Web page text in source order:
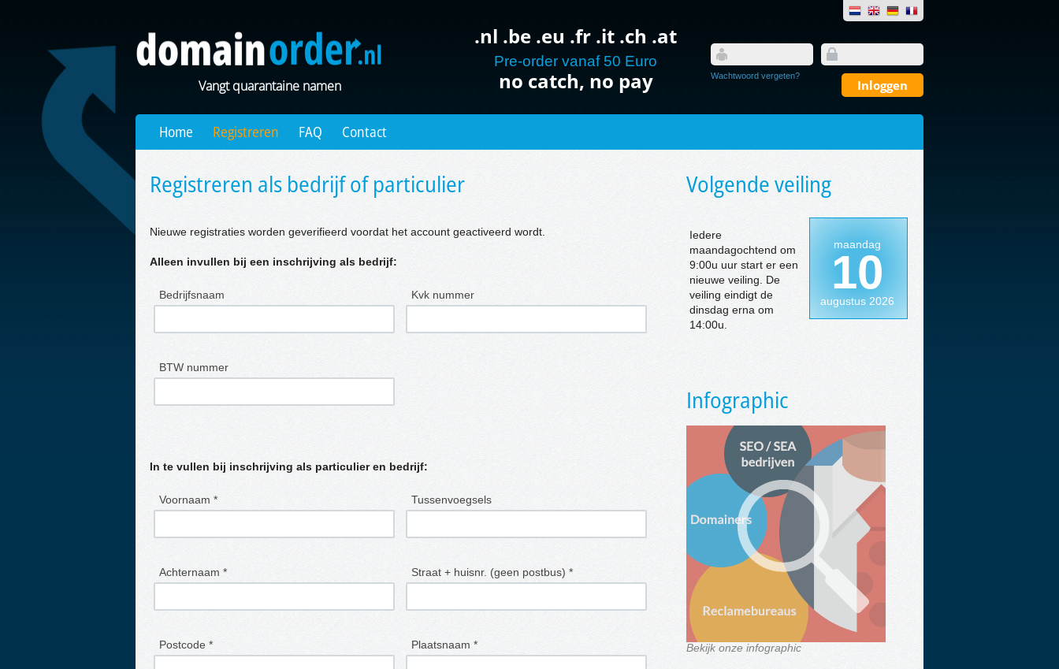
Vangt quarantaine namen
.nl .be .eu .fr .it .ch .at
Pre-order vanaf 50 Euro
no catch, no pay Wachtwoord vergeten?
Home Registreren FAQ Contact
Registreren als bedrijf of particulier
Nieuwe registraties worden geverifieerd voordat het account geactiveerd wordt.
Alleen invullen bij een inschrijving als bedrijf:
Bedrijfsnaam Kvk nummer
BTW nummer
In te vullen bij inschrijving als particulier en bedrijf:
Voornaam * Tussenvoegsels
Achternaam * Straat + huisnr. (geen postbus) *
Postcode * Plaatsnaam *
Volgende veiling
Iedere
maandagochtend om
9:00u uur start er een
nieuwe veiling. De
veiling eindigt de
dinsdag erna om
14:00u.
maandag
10
augustus 2026
Infographic
Bekijk onze infographic